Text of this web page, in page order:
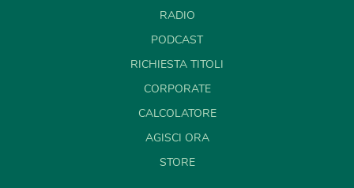
RADIO
PODCAST
RICHIESTA TITOLI
CORPORATE
CALCOLATORE
AGISCI ORA
STORE